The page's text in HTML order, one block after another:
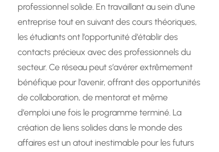
professionnel solide. En travaillant au sein d’une
entreprise tout en suivant des cours théoriques,
les étudiants ont l’opportunité d’établir des
contacts précieux avec des professionnels du
secteur. Ce réseau peut s’avérer extrêmement
bénéfique pour l’avenir, offrant des opportunités
de collaboration, de mentorat et même
d’emploi une fois le programme terminé. La
création de liens solides dans le monde des
affaires est un atout inestimable pour les futurs